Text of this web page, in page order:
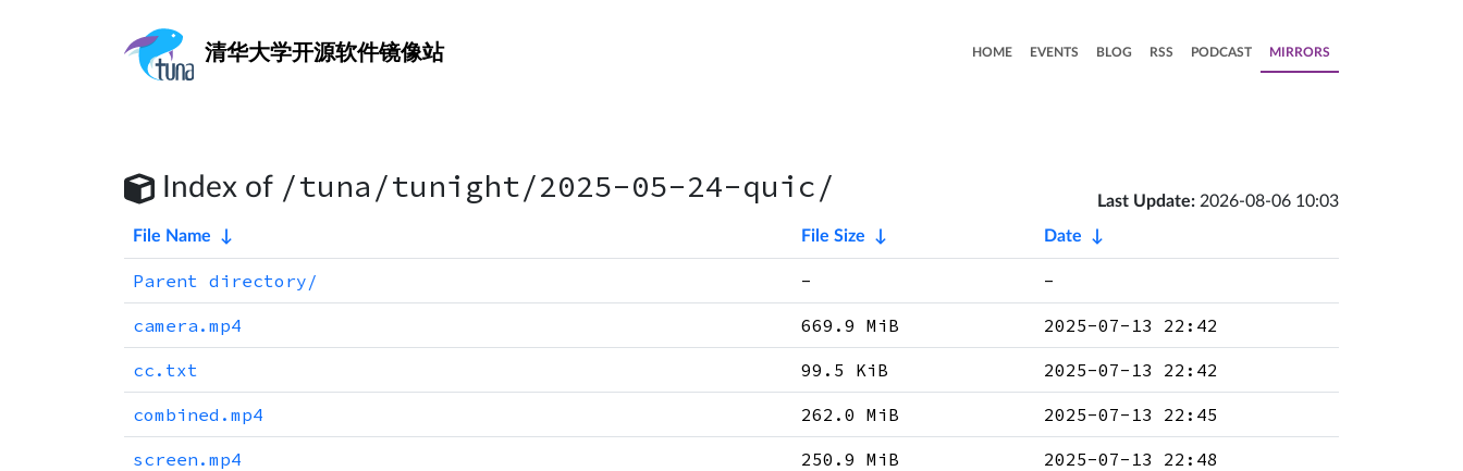
清华大学开源软件镜像站 HOME EVENTS BLOG RSS PODCAST MIRRORS
Index of /tuna/tunight/2025-05-24-quic/ Last Update: 2026-08-06 10:03
File Name
↓ File Size ↓ Date ↓
Parent directory/ - -
camera.mp4 669.9 MiB 2025-07-13 22:42
cc.txt 99.5 KiB 2025-07-13 22:42
combined.mp4 262.0 MiB 2025-07-13 22:45
screen.mp4 250.9 MiB 2025-07-13 22:48